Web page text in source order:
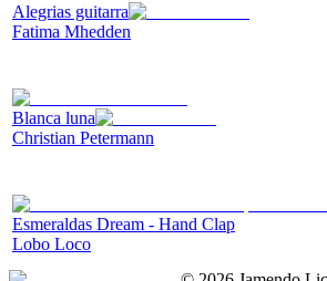
Alegrias guitarra
Fatima Mhedden
Blanca luna
Christian Petermann
Esmeraldas Dream - Hand Clap
Lobo Loco